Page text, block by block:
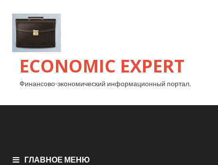
ECONOMIC EXPERT
Финансово-экономический информационный портал.
ГЛАВНОЕ МЕНЮ